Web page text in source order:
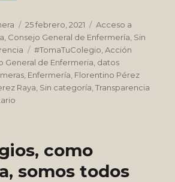
Publicado
el
25 febrero, 2021 Categorías
Acceso a
Consejo General de Enfermería Sin
Etiquetas
#TomaTuColegio ,Acción
General de Enfermeria datos
Enfermería Florentino Pérez
Raya Sin categoría ,Transparencia
nepotismo.
pide
como
somos todos